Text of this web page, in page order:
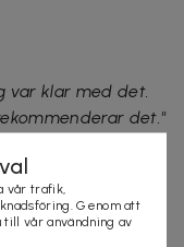
var klar med det.
det."
. Mycket nöjd"
vår trafik,
Genom att
vår användning av